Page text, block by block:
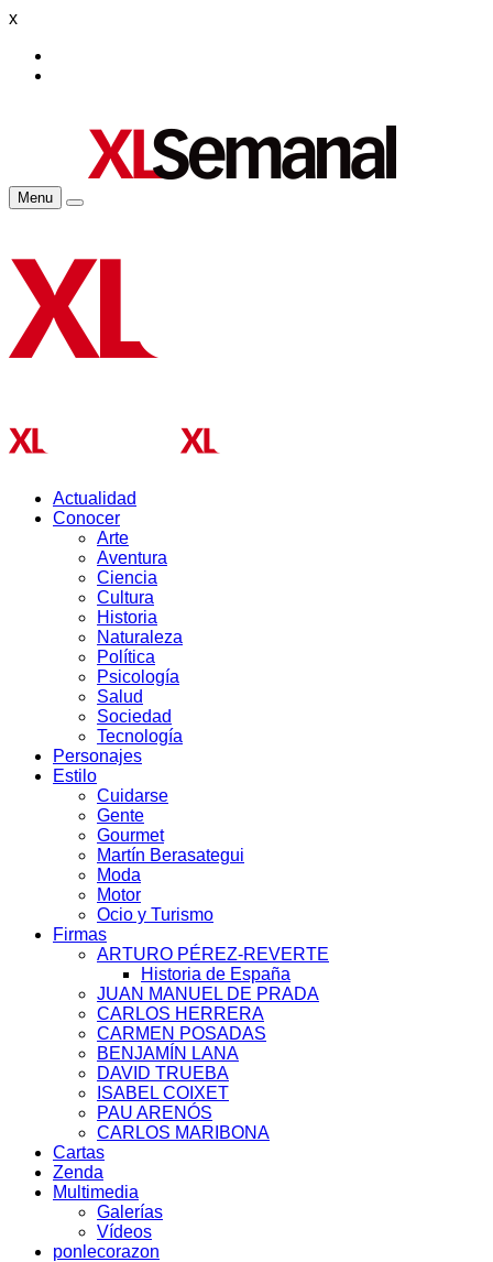
x
Menu
Actualidad
Conocer
Arte
Aventura
Ciencia
Cultura
Historia
Naturaleza
Política
Psicología
Salud
Sociedad
Tecnología
Personajes
Estilo
Cuidarse
Gente
Gourmet
Martín Berasategui
Moda
Motor
Ocio y Turismo
Firmas
ARTURO PÉREZ-REVERTE
Historia de España
JUAN MANUEL DE PRADA
CARLOS HERRERA
CARMEN POSADAS
BENJAMÍN LANA
DAVID TRUEBA
ISABEL COIXET
PAU ARENÓS
CARLOS MARIBONA
Cartas
Zenda
Multimedia
Galerías
Vídeos
ponlecorazon